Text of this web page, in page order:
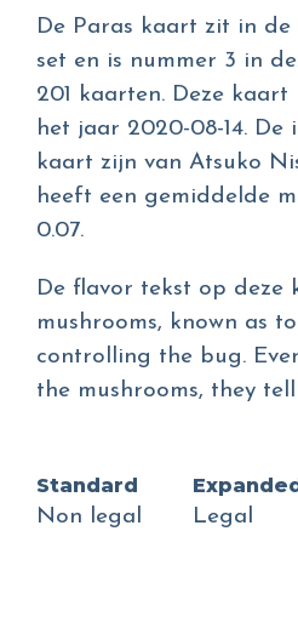
De Paras kaart zit in de
set en is nummer 3 in
201 kaarten. Deze
het jaar 2020-08-14.
kaart zijn van Atsuko
heeft een gemiddelde
0.07.
De flavor tekst op deze
mushrooms, known as
controlling the bug.
the mushrooms, they
Standard
Non legal
Legal